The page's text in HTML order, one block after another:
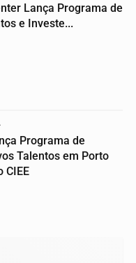
Lança Programa de
e Investe...
Programa de
Talentos em Porto
CIEE